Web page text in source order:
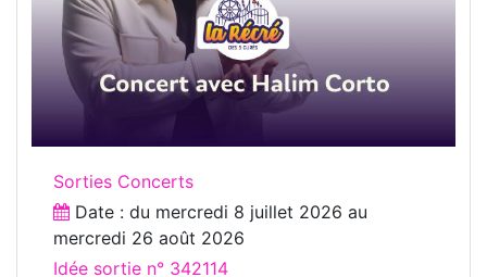
Sorties Concerts
Date : du mercredi 8 juillet 2026 au
mercredi 26 août 2026
Idée sortie n° 342114